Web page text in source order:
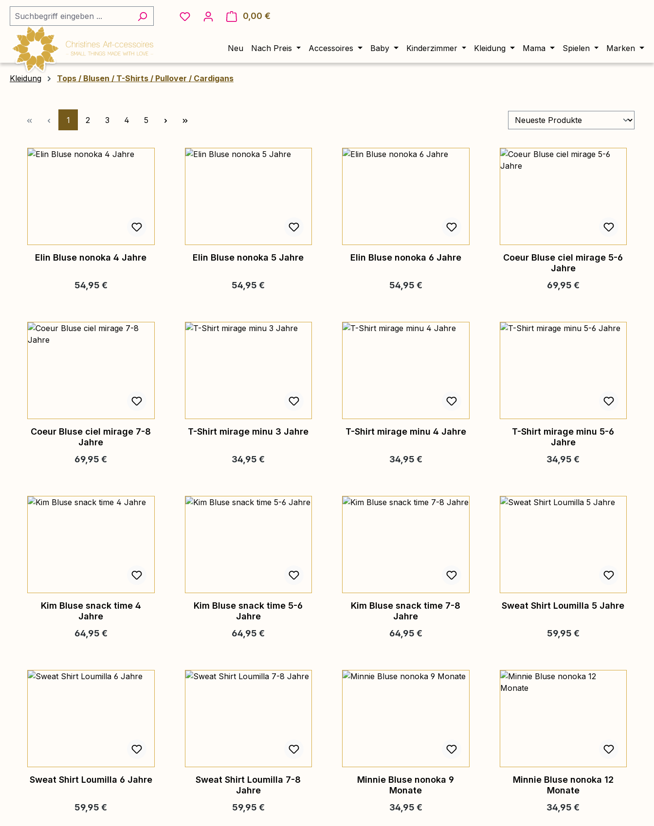
Hauptinhalt springen
Zur Suche springen
Zur Hauptnavigation springen 0,00 €
Neu Nach Preis Accessoires Baby Kinderzimmer Kleidung Mama Spielen Marken
Kleidung Tops / Blusen / T-Shirts / Pullover / Cardigans
Seite
1 Seite
2 Seite
3 Seite
4 Seite
5
Elin Bluse nonoka 4 Jahre
Regulärer Preis:
54,95 €
Elin Bluse nonoka 5 Jahre
Regulärer Preis:
54,95 €
Elin Bluse nonoka 6 Jahre
Regulärer Preis:
54,95 €
Coeur Bluse ciel mirage 5-6
Jahre
Regulärer Preis:
69,95 €
Coeur Bluse ciel mirage 7-8
Jahre
Regulärer Preis:
69,95 €
T-Shirt mirage minu 3 Jahre
Regulärer Preis:
34,95 €
T-Shirt mirage minu 4 Jahre
Regulärer Preis:
34,95 €
T-Shirt mirage minu 5-6
Jahre
Regulärer Preis:
34,95 €
Kim Bluse snack time 4
Jahre
Regulärer Preis:
64,95 €
Kim Bluse snack time 5-6
Jahre
Regulärer Preis:
64,95 €
Kim Bluse snack time 7-8
Jahre
Regulärer Preis:
64,95 €
Sweat Shirt Loumilla 5 Jahre
Regulärer Preis:
59,95 €
Sweat Shirt Loumilla 6 Jahre
Regulärer Preis:
59,95 €
Sweat Shirt Loumilla 7-8
Jahre
Regulärer Preis:
59,95 €
Minnie Bluse nonoka 9
Monate
Regulärer Preis:
34,95 €
Minnie Bluse nonoka 12
Monate
Regulärer Preis:
34,95 €